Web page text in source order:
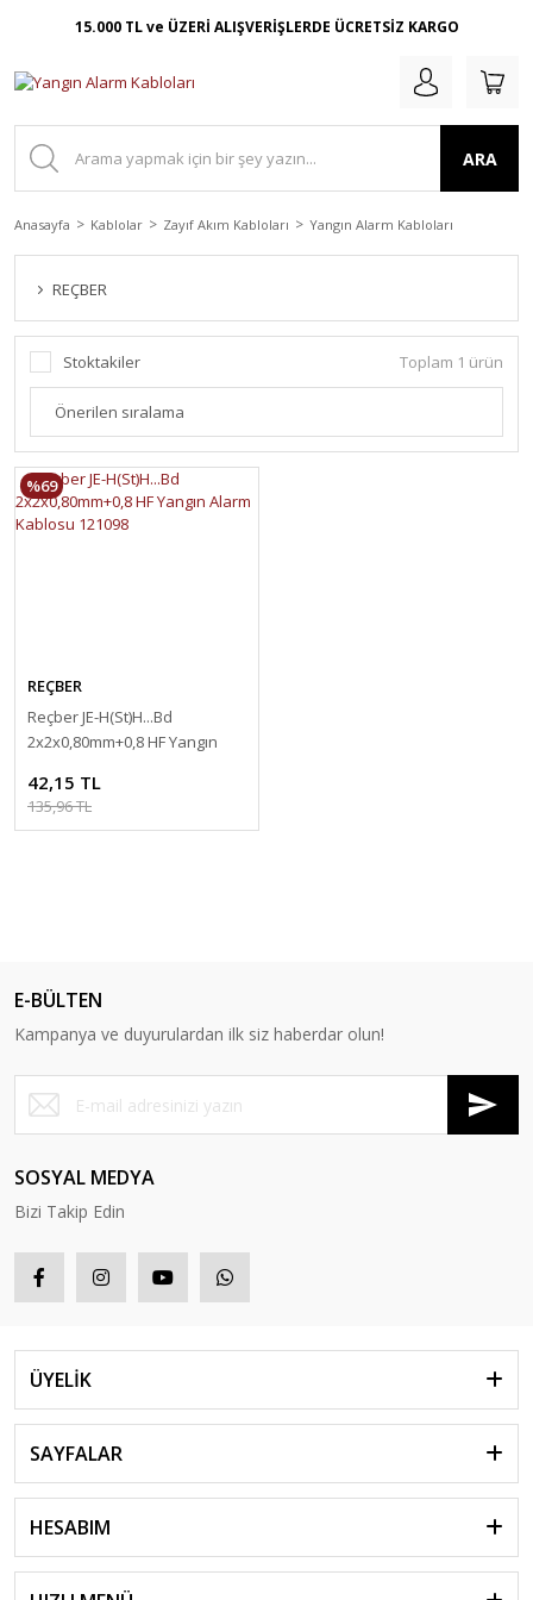
15.000 TL ve ÜZERİ ALIŞVERİŞLERDE ÜCRETSİZ KARGO
ARA
Anasayfa Kablolar Zayıf Akım Kabloları Yangın Alarm Kabloları
REÇBER
Stoktakiler Toplam 1 ürün
%69
REÇBER
Reçber JE-H(St)H...Bd
2x2x0,80mm+0,8 HF Yangın
42,15 TL
135,96 TL
E-BÜLTEN
Kampanya ve duyurulardan ilk siz haberdar olun!
SOSYAL MEDYA
Bizi Takip Edin
ÜYELİK
SAYFALAR
HESABIM